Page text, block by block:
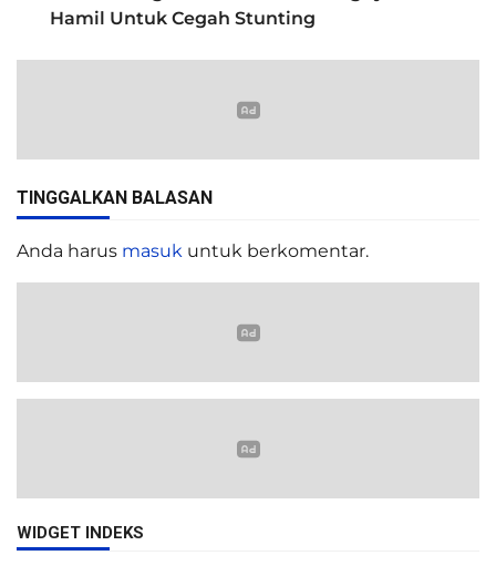
Hamil Untuk Cegah Stunting
TINGGALKAN BALASAN
Anda harus masuk untuk berkomentar.
WIDGET INDEKS